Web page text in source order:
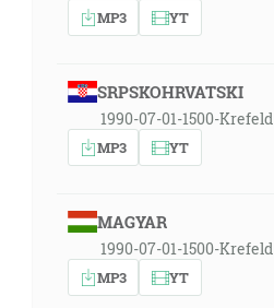
MP3 YT
SRPSKOHRVATSKI
1990-07-01-1500-Krefeld
MP3 YT
MAGYAR
1990-07-01-1500-Krefeld
MP3 YT